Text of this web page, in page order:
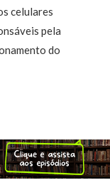
celulares
pela
do